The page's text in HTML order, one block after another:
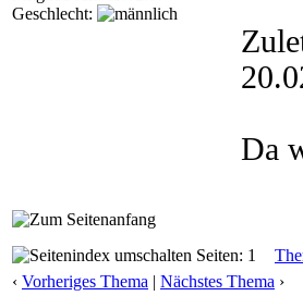
Geschlecht:
Da
Seiten: 1
‹ Vorheriges Thema | Nächstes Thema ›